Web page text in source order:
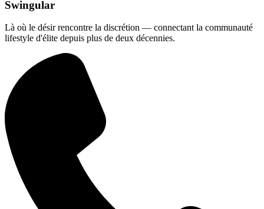
Swingular
Là où le désir rencontre la discrétion — connectant la communauté
lifestyle d'élite depuis plus de deux décennies.